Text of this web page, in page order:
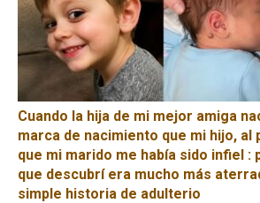
Cuando la hija de mi mejor amiga
marca de nacimiento que mi hijo, al
que mi marido me había sido infiel :
que descubrí era mucho más
simple historia de adulterio